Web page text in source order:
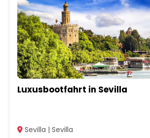
Luxusbootfahrt in Sevilla
Sevilla | Sevilla